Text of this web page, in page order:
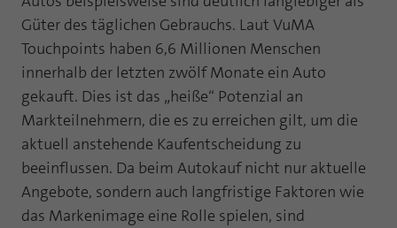
Güter des täglichen Gebrauchs. Laut VuMA
Touchpoints haben 6,6 Millionen Menschen
innerhalb der letzten zwölf Monate ein Auto
gekauft. Dies ist das „heiße“ Potenzial an
Markteilnehmern, die es zu erreichen gilt, um die
aktuell anstehende Kaufentscheidung zu
beeinflussen. Da beim Autokauf nicht nur aktuelle
Angebote, sondern auch langfristige Faktoren wie
das Markenimage eine Rolle spielen, sind